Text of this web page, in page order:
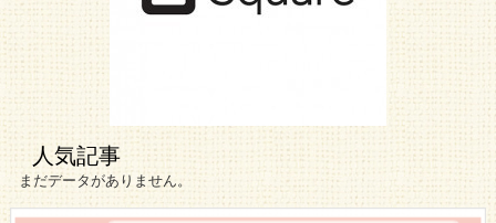
人気記事
まだデータがありません。